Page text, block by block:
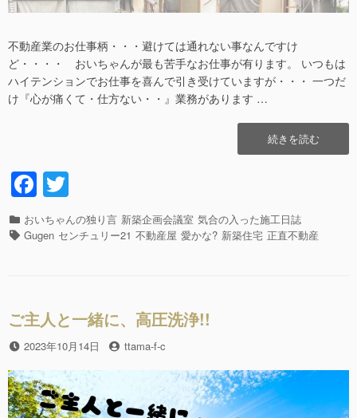
不動産業のお仕事柄・・・避けては通れない事なんですけ
ど・・・・ おいちゃんが最も苦手なお仕事が有ります。 いつもは
ハイテンションでお仕事を喜んで引き受けていますが・・・ 一つだ
け『心が痛くて・仕方ない・・』業務があります …
“ど
う
慣
れ
す。”の
続きを読む
F
a
c
o
o
k
wi
tt
カ
テ
おいちゃんの独り言 新築企画会議室 気合の入った施工日誌
タ Gugen センチュリー21 不動産屋 愛かな? 新築住宅 正直不動産
ご主人と一緒に、高圧洗浄!!
投
日
2023年10月14日
投
ttama-f-c